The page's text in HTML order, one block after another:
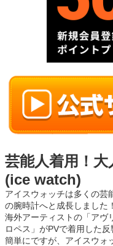
芸能人着用！
(ice watch)
アイスウォッチは多くの芸
の腕時計へと成長しました！
海外アーティストの「アヴ
ロペス」がPVで着用した
簡単にですが、アイスウォ